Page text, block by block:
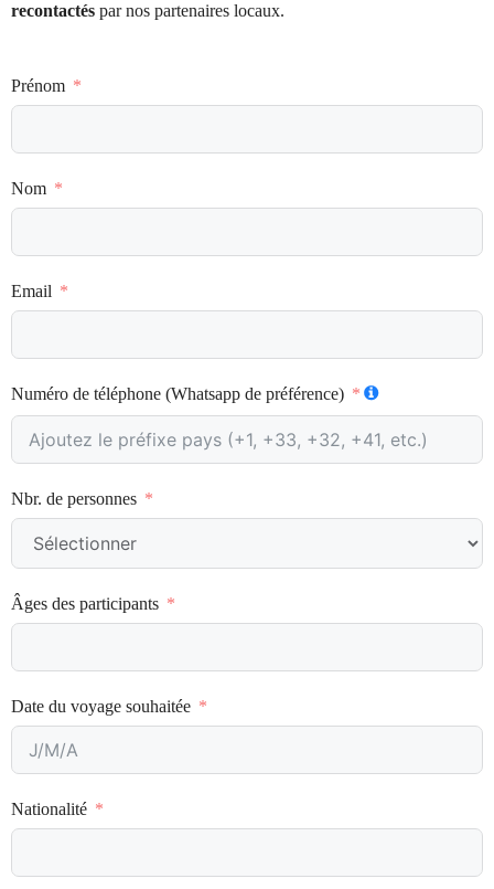
recontactés par nos partenaires locaux.
Prénom
Nom
Email
Numéro de téléphone (Whatsapp de préférence)
Nbr. de personnes
Âges des participants
Date du voyage souhaitée
Nationalité